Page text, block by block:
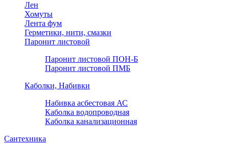
Лен
Хомуты
Лента фум
Герметики, нити, смазки
Паронит листовой
Паронит листовой ПОН-Б
Паронит листовой ПМБ
Каболки, Набивки
Набивка асбестовая АС
Каболка водопроводная
Каболка канализационная
Сантехника